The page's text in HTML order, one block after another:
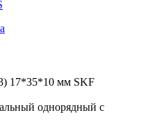
17*35*10 мм SKF
однорядный с